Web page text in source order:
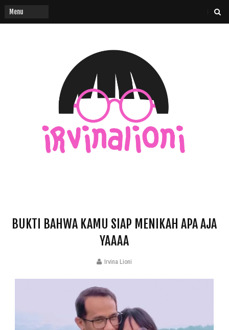
BUKTI BAHWA KAMU SIAP MENIKAH APA AJA
YAAAA
Irvina Lioni